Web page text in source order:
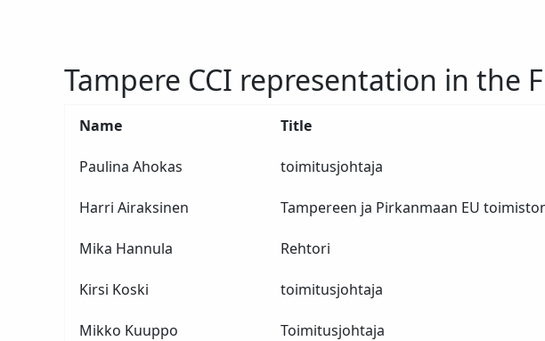
Tampere CCI representation in the
Name Title
Paulina Ahokas toimitusjohtaja
Harri Airaksinen Tampereen ja Pirkanmaan EU
Mika Hannula Rehtori
Kirsi Koski toimitusjohtaja
Mikko Kuuppo Toimitusjohtaja